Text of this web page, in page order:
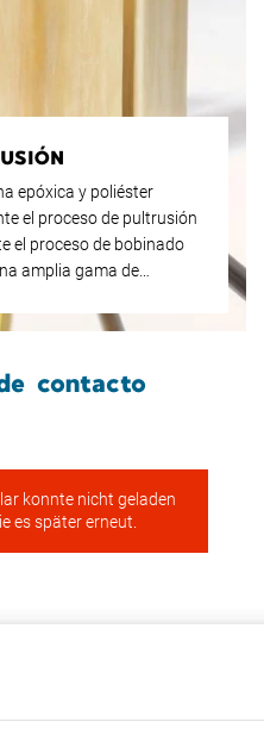
epóxica y poliéster
el proceso de pultrusión
el proceso de bobinado
amplia gama de
contacto